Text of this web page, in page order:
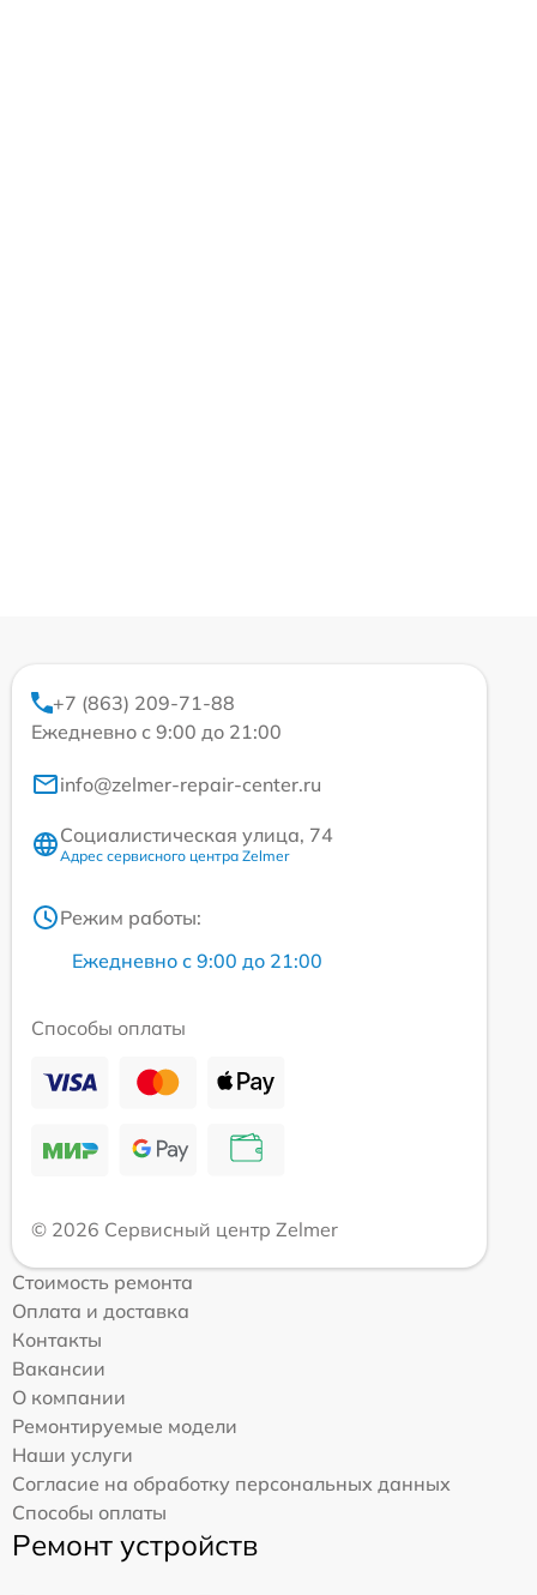
+7 (863) 209-71-88
Ежедневно с 9:00 до 21:00
info@zelmer-repair-center.ru
Социалистическая улица, 74
Адрес сервисного центра Zelmer
Режим работы:
Ежедневно с 9:00 до 21:00
Способы оплаты
© 2026 Сервисный центр Zelmer
Стоимость ремонта
Оплата и доставка
Контакты
Вакансии
О компании
Ремонтируемые модели
Наши услуги
Согласие на обработку персональных данных
Способы оплаты
Ремонт устройств